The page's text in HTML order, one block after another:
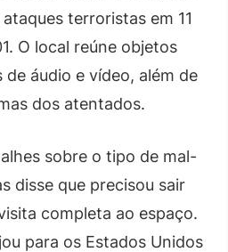
terroristas em 11
O local reúne objetos
de áudio e vídeo, além de
dos atentados.
sobre o tipo de mal-
disse que precisou sair
completa ao espaço.
para os Estados Unidos